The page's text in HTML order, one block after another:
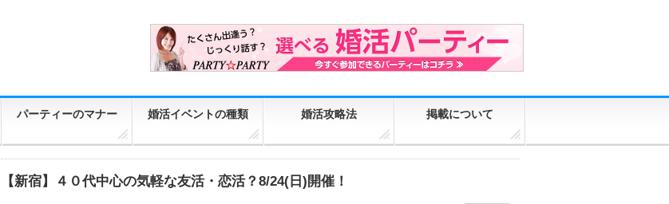
パーティーのマナー 婚活イベントの種類 婚活攻略法 掲載について
【新宿】４０代中心の気軽な友活・恋活？8/24(日)開催！